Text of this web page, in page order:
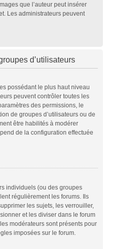
que l’auteur peut insérer
Les administrateurs peuvent
d’utilisateurs
possédant le plus haut niveau
peuvent contrôler toutes les
des permissions, le
de groupes d’utilisateurs ou de
être habilités à modérer
de la configuration effectuée
individuels (ou des groupes
régulièrement les forums. Ils
les sujets, les verrouiller,
et les diviser dans le forum
modérateurs sont présents pour
imposées sur le forum.